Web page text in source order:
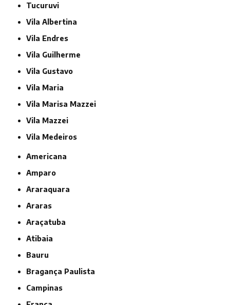
Tucuruvi
Vila Albertina
Vila Endres
Vila Guilherme
Vila Gustavo
Vila Maria
Vila Marisa Mazzei
Vila Mazzei
Vila Medeiros
Americana
Amparo
Araraquara
Araras
Araçatuba
Atibaia
Bauru
Bragança Paulista
Campinas